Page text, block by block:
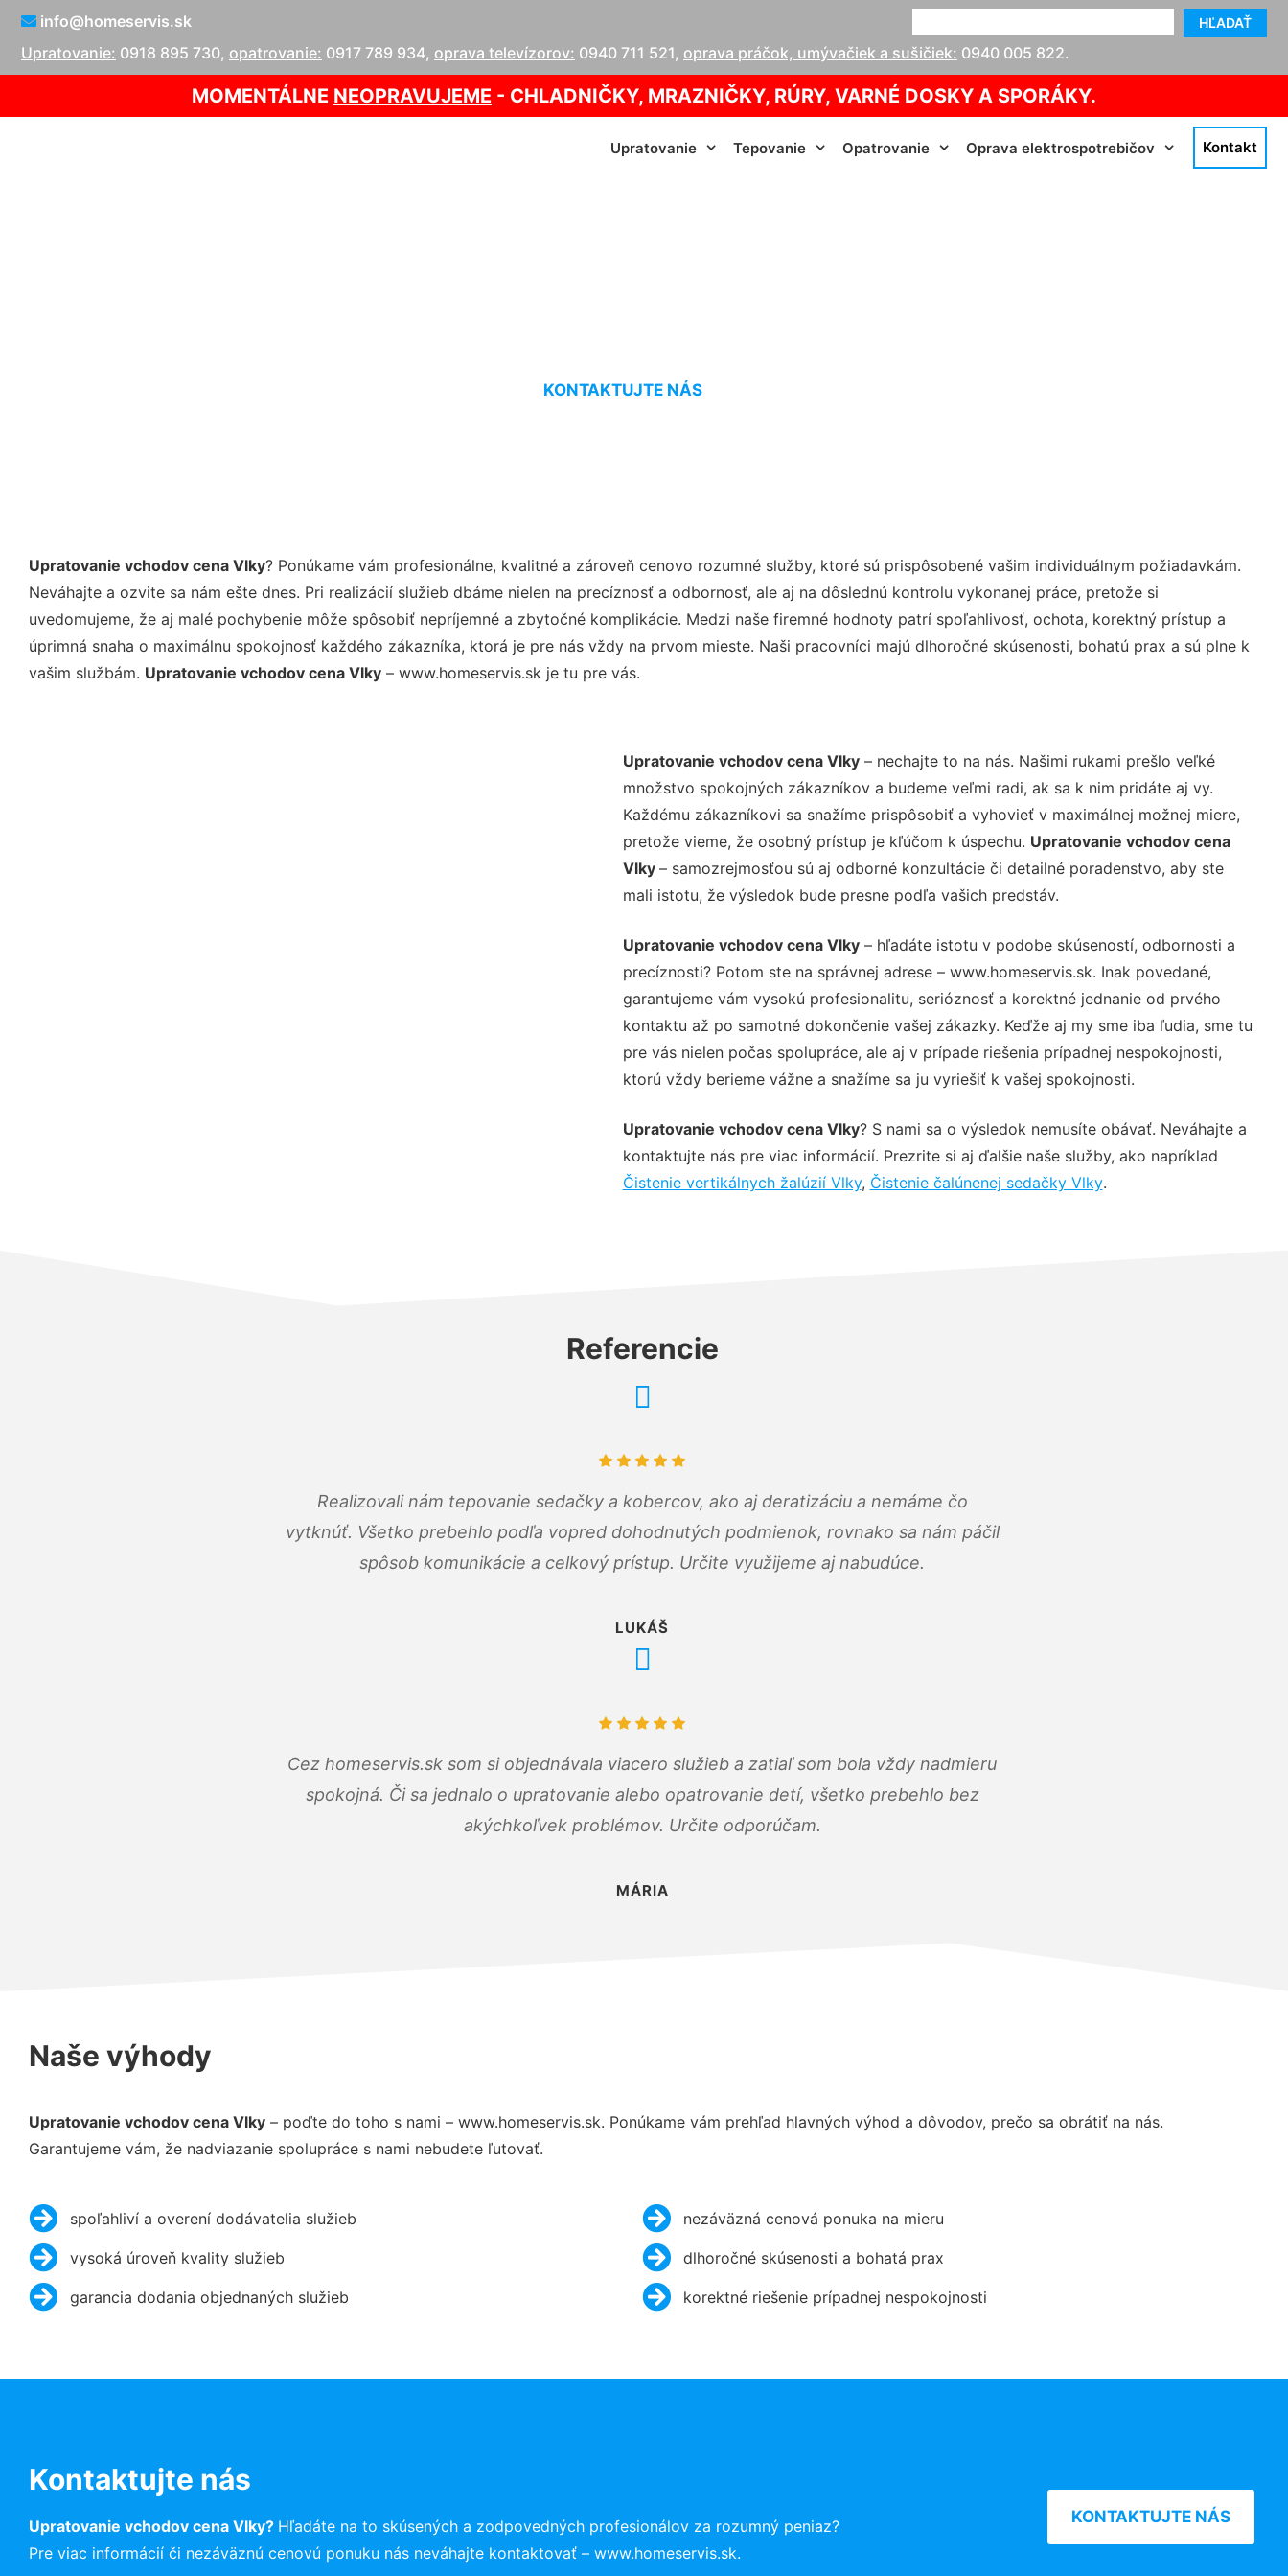
HĽADAŤ
info@homeservis.sk
Upratovanie: 0918 895 730, opatrovanie: 0917 789 934, oprava televízorov: 0940 711 521, oprava práčok, umývačiek a sušičiek: 0940 005 822.
MOMENTÁLNE NEOPRAVUJEME - CHLADNIČKY, MRAZNIČKY, RÚRY, VARNÉ DOSKY A SPORÁKY.
Upratovanie Tepovanie Opatrovanie Oprava elektrospotrebičov Kontakt
KONTAKTUJTE NÁS
Upratovanie vchodov cena Vlky? Ponúkame vám profesionálne, kvalitné a zároveň cenovo rozumné služby, ktoré sú prispôsobené vašim individuálnym požiadavkám.
Neváhajte a ozvite sa nám ešte dnes. Pri realizácií služieb dbáme nielen na precíznosť a odbornosť, ale aj na dôslednú kontrolu vykonanej práce, pretože si
uvedomujeme, že aj malé pochybenie môže spôsobiť nepríjemné a zbytočné komplikácie. Medzi naše firemné hodnoty patrí spoľahlivosť, ochota, korektný prístup a
úprimná snaha o maximálnu spokojnosť každého zákazníka, ktorá je pre nás vždy na prvom mieste. Naši pracovníci majú dlhoročné skúsenosti, bohatú prax a sú plne k
vašim službám. Upratovanie vchodov cena Vlky – www.homeservis.sk je tu pre vás.
Upratovanie vchodov cena Vlky– nechajte to na nás. Našimi rukami prešlo veľké
množstvo spokojných zákazníkov a budeme veľmi radi, ak sa k nim pridáte aj vy.
Každému zákazníkovi sa snažíme prispôsobiť a vyhovieť v maximálnej možnej miere,
pretože vieme, že osobný prístup je kľúčom k úspechu. Upratovanie vchodov cena
Vlky – samozrejmosťou sú aj odborné konzultácie či detailné poradenstvo, aby ste
mali istotu, že výsledok bude presne podľa vašich predstáv.
Upratovanie vchodov cena Vlky– hľadáte istotu v podobe skúseností, odbornosti a
precíznosti? Potom ste na správnej adrese – www.homeservis.sk. Inak povedané,
garantujeme vám vysokú profesionalitu, serióznosť a korektné jednanie od prvého
kontaktu až po samotné dokončenie vašej zákazky. Keďže aj my sme iba ľudia, sme tu
pre vás nielen počas spolupráce, ale aj v prípade riešenia prípadnej nespokojnosti,
ktorú vždy berieme vážne a snažíme sa ju vyriešiť k vašej spokojnosti.
Upratovanie vchodov cena Vlky? S nami sa o výsledok nemusíte obávať. Neváhajte a
kontaktujte nás pre viac informácií. Prezrite si aj ďalšie naše služby, ako napríklad
Čistenie vertikálnych žalúzií Vlky, Čistenie čalúnenej sedačky Vlky.
Referencie
Realizovali nám tepovanie sedačky a kobercov, ako aj deratizáciu a nemáme čo
vytknúť. Všetko prebehlo podľa vopred dohodnutých podmienok, rovnako sa nám páčil
spôsob komunikácie a celkový prístup. Určite využijeme aj nabudúce.
LUKÁŠ
Cez homeservis.sk som si objednávala viacero služieb a zatiaľ som bola vždy nadmieru
spokojná. Či sa jednalo o upratovanie alebo opatrovanie detí, všetko prebehlo bez
akýchkoľvek problémov. Určite odporúčam.
MÁRIA
Naše výhody
Upratovanie vchodov cena Vlky – poďte do toho s nami – www.homeservis.sk. Ponúkame vám prehľad hlavných výhod a dôvodov, prečo sa obrátiť na nás.
Garantujeme vám, že nadviazanie spolupráce s nami nebudete ľutovať.
spoľahliví a overení dodávatelia služieb
vysoká úroveň kvality služieb
garancia dodania objednaných služieb
nezáväzná cenová ponuka na mieru
dlhoročné skúsenosti a bohatá prax
korektné riešenie prípadnej nespokojnosti
Kontaktujte nás
Upratovanie vchodov cena Vlky? Hľadáte na to skúsených a zodpovedných profesionálov za rozumný peniaz?
Pre viac informácií či nezáväznú cenovú ponuku nás neváhajte kontaktovať – www.homeservis.sk.
KONTAKTUJTE NÁS